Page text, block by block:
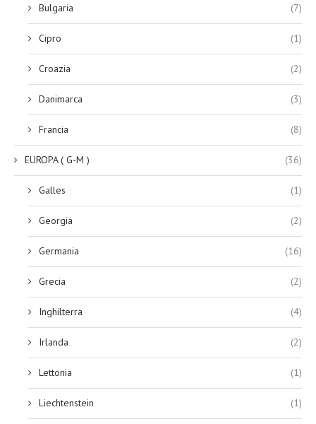
Bulgaria (7)
Cipro (1)
Croazia (2)
Danimarca (3)
Francia (8)
EUROPA ( G-M ) (36)
Galles (1)
Georgia (2)
Germania (16)
Grecia (2)
Inghilterra (4)
Irlanda (2)
Lettonia (1)
Liechtenstein (1)